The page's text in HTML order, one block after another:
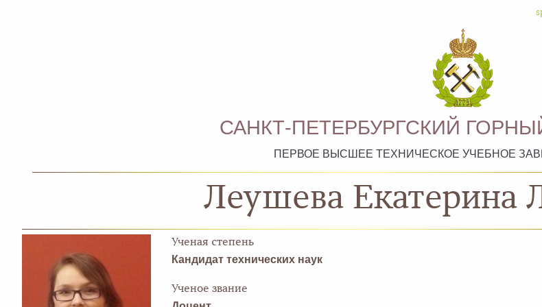
САНКТ-ПЕТЕРБУРГСКИЙ
ПЕРВОЕ ВЫСШЕЕ ТЕХНИЧЕСКОЕ УЧЕБНОЕ
Леушева Екатерина
Ученая степень
Кандидат технических наук
Ученое звание